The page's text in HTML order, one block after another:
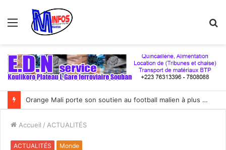
Menu
Orange Mali porte son soutien au football malien à plus d’un milliard de FCFA par an
Accueil / ACTUALITÉS
ACTUALITÉS Monde